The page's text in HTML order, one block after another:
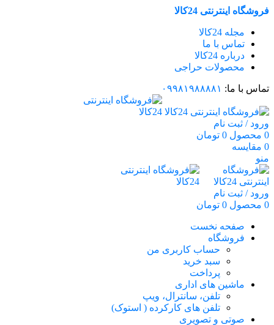
فروشگاه اینترنتی 24کالا
مجله 24کالا
تماس با ما
درباره 24کالا
محصولات حراجی
تماس با ما: ۰۹۹۸۱۹۸۸۸۸۱
ورود / ثبت نام
0 محصول 0 تومان
0 مقایسه
منو
ورود / ثبت نام
0 محصول 0 تومان
صفحه نخست
فروشگاه
حساب کاربری من
سبد خرید
پرداخت
ماشین های اداری
تلفن، سانترال، ویپ
تلفن های کارکرده ( استوک)
صوتی و تصویری